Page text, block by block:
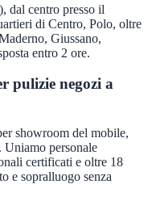
dal centro presso il
di Centro, Polo, oltre
Giussano,
entro 2 ore.
pulizie negozi a
showroom del mobile,
Uniamo personale
certificati e oltre 18
e sopralluogo senza